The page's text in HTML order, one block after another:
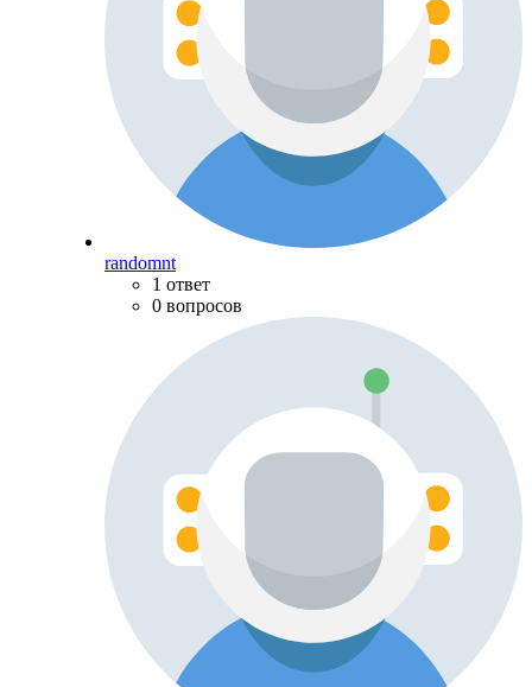
randomnt
1 ответ
0 вопросов